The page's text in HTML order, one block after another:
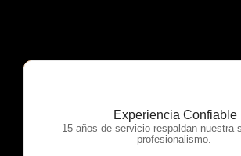
Experiencia Confiable
15 años de servicio respaldan nuestra
profesionalismo.
OTP Servicios